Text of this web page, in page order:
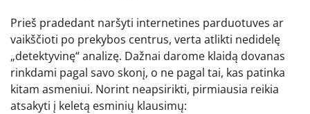
Prieš pradedant naršyti internetines parduotuves ar
vaikščioti po prekybos centrus, verta atlikti nedidelę
„detektyvinę“ analizę. Dažnai darome klaidą dovanas
rinkdami pagal savo skonį, o ne pagal tai, kas patinka
kitam asmeniui. Norint neapsirikti, pirmiausia reikia
atsakyti į keletą esminių klausimų: